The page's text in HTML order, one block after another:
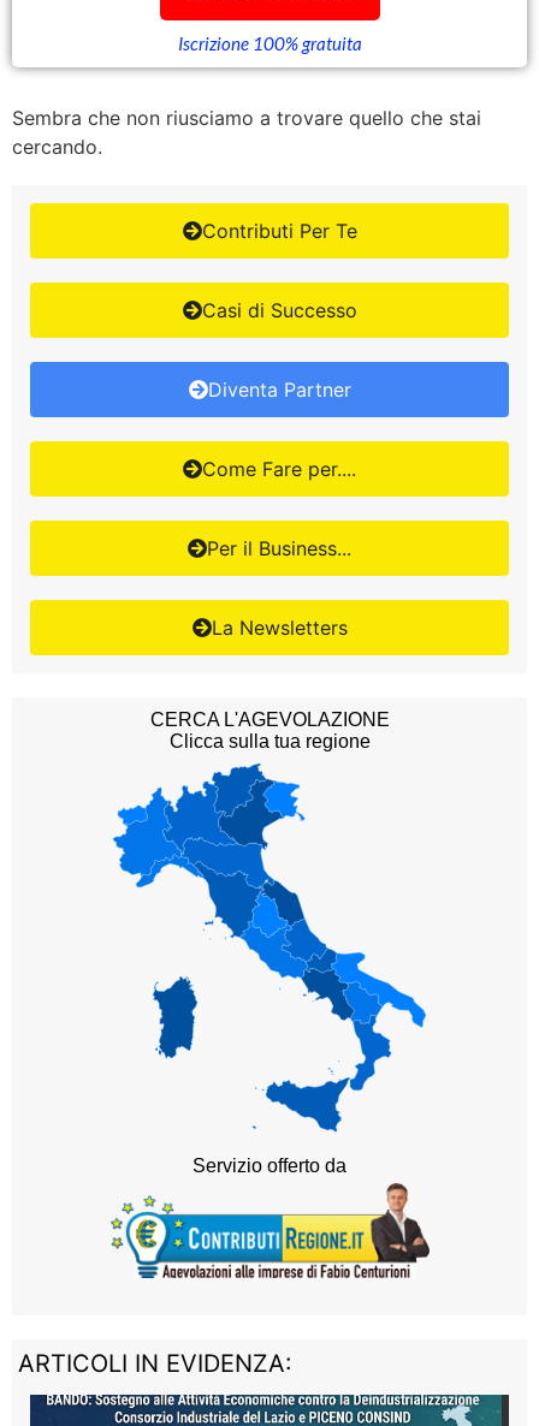
Iscrizione 100% gratuita
Sembra che non riusciamo a trovare quello che stai
cercando.
Contributi Per Te
Casi di Successo
Diventa Partner
Come Fare per....
Per il Business...
La Newsletters
ARTICOLI IN EVIDENZA: